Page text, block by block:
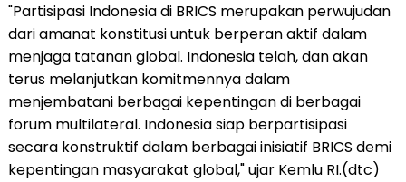
"Partisipasi Indonesia di BRICS merupakan perwujudan
dari amanat konstitusi untuk berperan aktif dalam
menjaga tatanan global. Indonesia telah, dan akan
terus melanjutkan komitmennya dalam
menjembatani berbagai kepentingan di berbagai
forum multilateral. Indonesia siap berpartisipasi
secara konstruktif dalam berbagai inisiatif BRICS demi
kepentingan masyarakat global," ujar Kemlu RI.(dtc)